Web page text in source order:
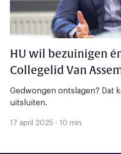
HU wil bezuinigen
Collegelid Van
Gedwongen ontslagen? Dat
uitsluiten.
17 april 2025 - 10 min.